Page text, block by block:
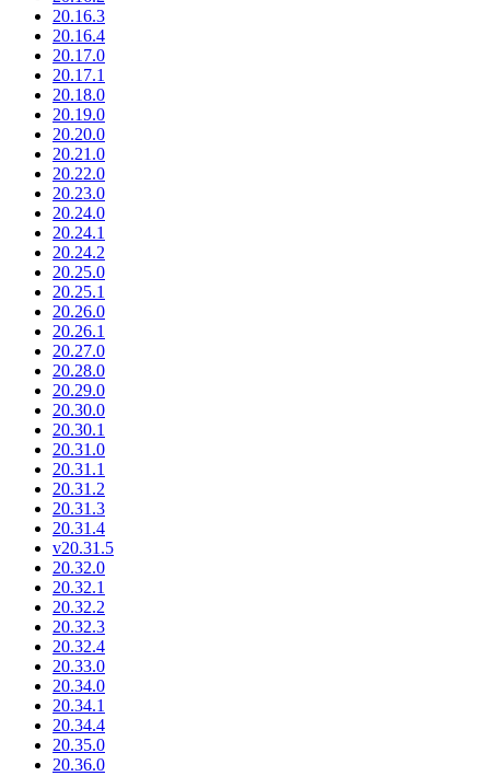
20.16.3
20.16.4
20.17.0
20.17.1
20.18.0
20.19.0
20.20.0
20.21.0
20.22.0
20.23.0
20.24.0
20.24.1
20.24.2
20.25.0
20.25.1
20.26.0
20.26.1
20.27.0
20.28.0
20.29.0
20.30.0
20.30.1
20.31.0
20.31.1
20.31.2
20.31.3
20.31.4
v20.31.5
20.32.0
20.32.1
20.32.2
20.32.3
20.32.4
20.33.0
20.34.0
20.34.1
20.34.4
20.35.0
20.36.0